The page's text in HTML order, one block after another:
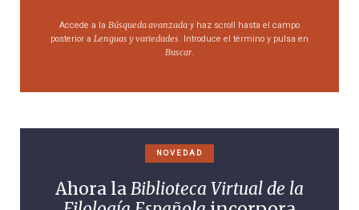
Accede a la Búsqueda avanzada y haz scroll hasta el campo
posterior a Lenguas y variedades . Introduce el término y pulsa en
Buscar.
NOVEDAD
Ahora laBiblioteca Virtual de la